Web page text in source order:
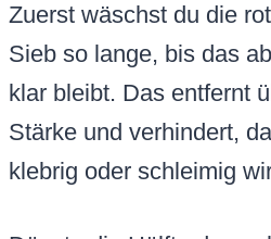
Zuerst wäschst du die
Sieb so lange, bis das
klar bleibt. Das entfernt
Stärke und verhindert,
klebrig oder schleimig